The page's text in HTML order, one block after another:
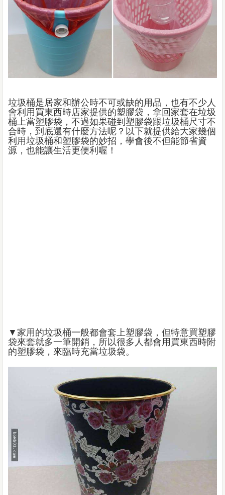
垃圾桶是居家和辦公時不可或缺的用品，也有不少人
會利用買東西時店家提供的塑膠袋，拿回家套在垃圾
桶上當塑膠袋，不過如果碰到塑膠袋跟垃圾桶尺寸不
合時，到底還有什麼方法呢？以下就提供給大家幾個
利用垃圾桶和塑膠袋的妙招，學會後不但能節省資
源，也能讓生活更便利喔！
▼家用的垃圾桶一般都會套上塑膠袋，但特意買塑膠
袋來套就多一筆開銷，所以很多人都會用買東西時附
的塑膠袋，來臨時充當垃圾袋。